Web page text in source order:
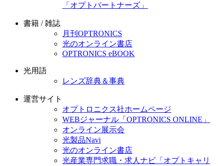
「オプトパートナーズ」
書籍 / 雑誌
月刊OPTRONICS
光のオンライン書店
OPTRONICS eBOOK
光用語
レンズ辞典＆事典
運営サイト
オプトロニクス社ホームページ
WEBジャーナル「OPTRONICS ONLINE」
オンライン展示会
光製品Navi
光のオンライン書店
光産業専門求職・求人ナビ「オプトキャリ